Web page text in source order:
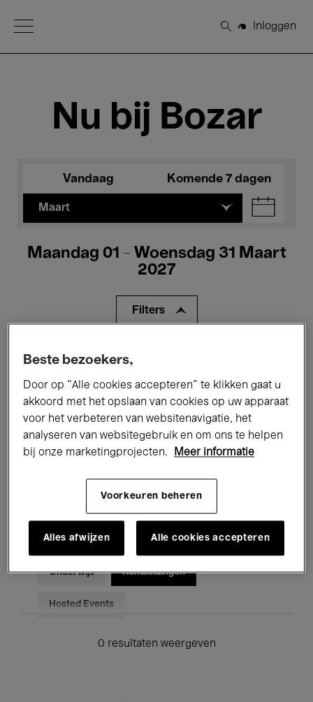
Open Menu
Zoeken
Inloggen
Nu bij Bozar
Vandaag Komende 7 dagen
Maart
Maandag 01 - Woensdag 31 Maart
2027
Filters
Alle evenementen
Tentoonstellingen Films
Performances Lezingen & Debatten
Jazz Klassieke Muziek Global Music
Voor iedereen Kids’ Palace
Onderwijs Rondleidingen
Hosted Events
0 resultaten weergeven
Beste bezoekers,
Door op “Alle cookies accepteren” te klikken gaat u
akkoord met het opslaan van cookies op uw apparaat
voor het verbeteren van websitenavigatie, het
analyseren van websitegebruik en om ons te helpen
bij onze marketingprojecten.
Meer informatie
Voorkeuren beheren
Alles afwijzen Alle cookies accepteren